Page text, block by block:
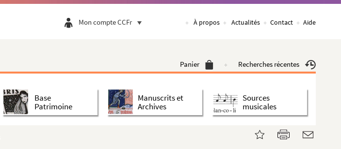
Mon compte CCFr À propos Actualités Contact Aide
Panier Recherches récentes
Base
Patrimoine
Manuscrits et
Archives
Sources
musicales